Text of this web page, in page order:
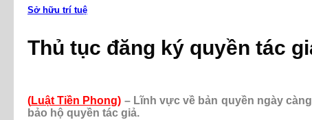
Sở hữu trí tuệ
Thủ tục đăng ký quyền tác
(Luật Tiền Phong) – Lĩnh vực về bản quyền ngày
bảo hộ quyền tác giả.